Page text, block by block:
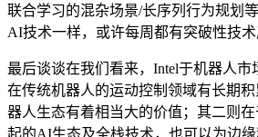
联合学习的混杂场景/长序列行为规划
AI技术一样，或许每周都有突破性技术
最后谈谈在我们看来，Intel于机器人市
在传统机器人的运动控制领域有长期
器人生态有着相当大的价值；其二则
起的AI生态及全栈技术，也可以为边缘